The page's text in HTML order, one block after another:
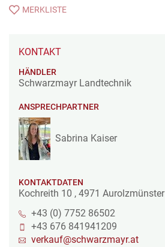
MERKLISTE
KONTAKT
HÄNDLER
Schwarzmayr Landtechnik
ANSPRECHPARTNER
Sabrina Kaiser
KONTAKTDATEN
Kochreith 10 , 4971 Aurolzmünster
+43 (0) 7752 86502
+43 676 841941209
verkauf@schwarzmayr.at